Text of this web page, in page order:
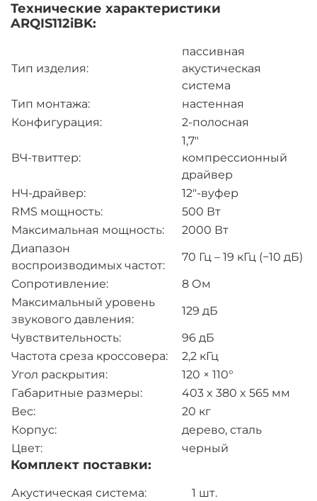
Технические характеристики
ARQIS112iBK:
Тип изделия:
пассивная
акустическая
система
Тип монтажа:
настенная
Конфигурация:
2-полосная
ВЧ-твиттер:
1,7″
компрессионный
драйвер
НЧ-драйвер:
12″-вуфер
RMS мощность:
500 Вт
Максимальная мощность:
2000 Вт
Диапазон
воспроизводимых частот:
70 Гц – 19 кГц (−10 дБ)
Сопротивление:
8 Ом
Максимальный уровень
звукового давления:
129 дБ
Чувствительность:
96 дБ
Частота среза кроссовера:
2,2 кГц
Угол раскрытия:
120 × 110°
Габаритные размеры:
403 x 380 x 565 мм
Вес:
20 кг
Корпус:
дерево, сталь
Цвет:
черный
Комплект поставки:
Акустическая система:
1 шт.